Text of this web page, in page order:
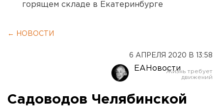
горящем складе в Екатеринбурге
← НОВОСТИ
6 АПРЕЛЯ 2020 В 13:58
ЕАНовости
Садоводов Челябинской